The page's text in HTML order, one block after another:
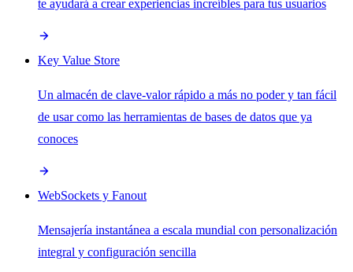
te ayudará a crear experiencias increíbles para tus usuarios
Key Value Store
Un almacén de clave-valor rápido a más no poder y tan fácil
de usar como las herramientas de bases de datos que ya
conoces
WebSockets y Fanout
Mensajería instantánea a escala mundial con personalización
integral y configuración sencilla